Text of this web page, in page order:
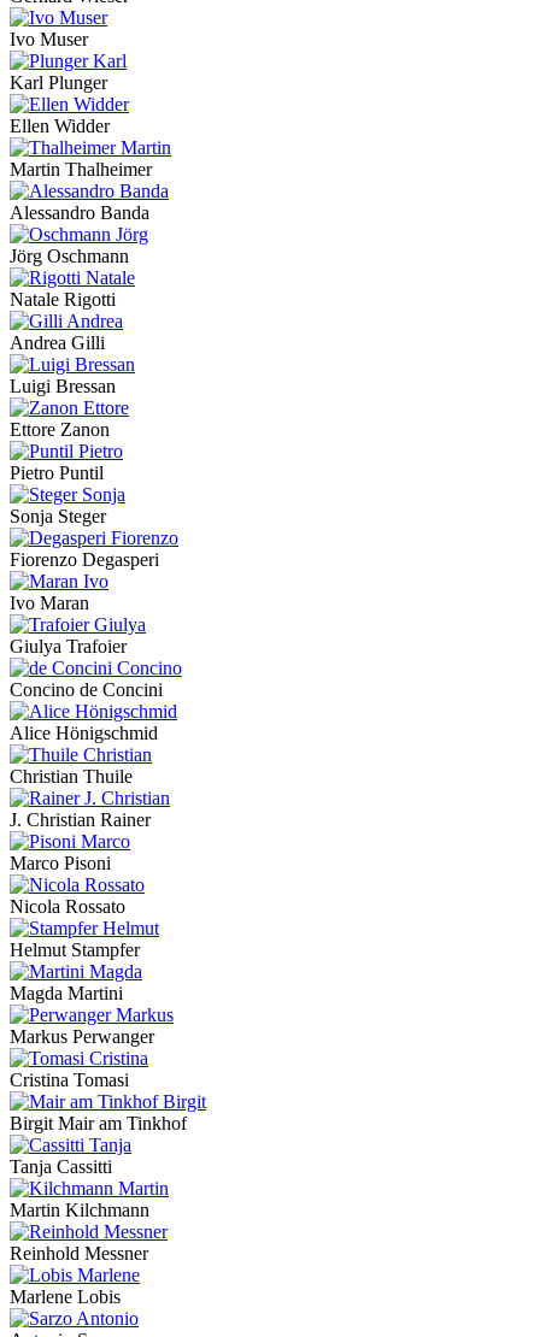
Ivo Muser
Karl Plunger
Ellen Widder
Martin Thalheimer
Alessandro Banda
Jörg Oschmann
Natale Rigotti
Andrea Gilli
Luigi Bressan
Ettore Zanon
Pietro Puntil
Sonja Steger
Fiorenzo Degasperi
Ivo Maran
Giulya Trafoier
Concino de Concini
Alice Hönigschmid
Christian Thuile
J. Christian Rainer
Marco Pisoni
Nicola Rossato
Helmut Stampfer
Magda Martini
Markus Perwanger
Cristina Tomasi
Birgit Mair am Tinkhof
Tanja Cassitti
Martin Kilchmann
Reinhold Messner
Marlene Lobis